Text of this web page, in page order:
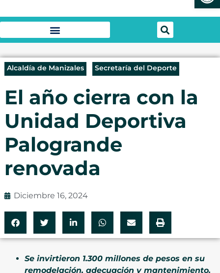
Alcaldía de Manizales Secretaría del Deporte
El año cierra con la
Unidad Deportiva
Palogrande
renovada
Diciembre 16, 2024
Se invirtieron 1.300 millones de pesos en su
remodelación, adecuación y mantenimiento.